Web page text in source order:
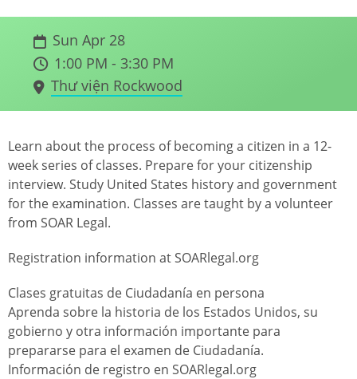
Sun Apr 28
1:00 PM - 3:30 PM
Thư viện Rockwood
Learn about the process of becoming a citizen in a 12-
week series of classes. Prepare for your citizenship
interview. Study United States history and government
for the examination. Classes are taught by a volunteer
from SOAR Legal.
Registration information at SOARlegal.org
Clases gratuitas de Ciudadanía en persona
Aprenda sobre la historia de los Estados Unidos, su
gobierno y otra información importante para
prepararse para el examen de Ciudadanía.
Información de registro en SOARlegal.org